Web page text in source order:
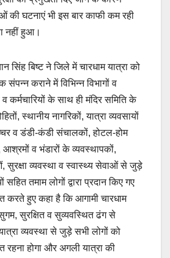
की घटनाएं भी इस बार काफी कम रही
नहीं हुआ।
सिंह बिष्ट ने जिले में चारधाम यात्रा को
कराने में विभिन्न विभागों व
कर्मचारियों के साथ ही मंदिर समिति के
स्थानीय नागरिकों, यात्रा व्यवसायों
व डंडी-कंडी संचालकों, होटल-होम
व भंडारों के व्यवस्थापकों,
सुरक्षा व्यवस्था व स्वास्थ्य सेवाओं से जुड़े
सहित तमाम लोगों द्वारा प्रदान किए गए
करते हुए कहा है कि आगामी चारधाम
सुरक्षित व सुव्यवस्थित ढंग से
व्यवस्था से जुड़े सभी लोगों को
रहना होगा और अगली यात्रा की